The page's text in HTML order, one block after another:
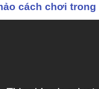
cách chơi